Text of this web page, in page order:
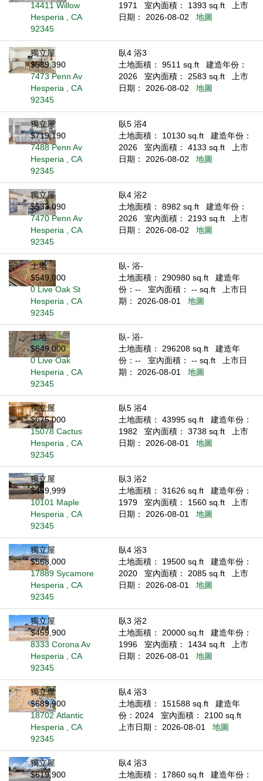
14411 Willow
Hesperia , CA
92345
1971
室內面積： 1393 sq.ft
上市
日期： 2026-08-02
地圖
獨立屋
$539,390
7473 Penn Av
Hesperia , CA
92345
臥4 浴3
土地面積： 9511 sq.ft
建造年份：
2026
室內面積： 2583 sq.ft
上市
日期： 2026-08-02
地圖
獨立屋
$719,190
7488 Penn Av
Hesperia , CA
92345
臥5 浴4
土地面積： 10130 sq.ft
建造年份：
2026
室內面積： 4133 sq.ft
上市
日期： 2026-08-02
地圖
獨立屋
$533,090
7470 Penn Av
Hesperia , CA
92345
臥4 浴2
土地面積： 8982 sq.ft
建造年份：
2026
室內面積： 2193 sq.ft
上市
日期： 2026-08-02
地圖
土地
$549,000
0 Live Oak St
Hesperia , CA
92345
臥- 浴-
土地面積： 290980 sq.ft
建造年
份：--
室內面積： -- sq.ft
上市日
期： 2026-08-01
地圖
土地
$649,000
0 Live Oak
Hesperia , CA
92345
臥- 浴-
土地面積： 296208 sq.ft
建造年
份：--
室內面積： -- sq.ft
上市日
期： 2026-08-01
地圖
獨立屋
$675,000
15078 Cactus
Hesperia , CA
92345
臥5 浴4
土地面積： 43995 sq.ft
建造年份：
1982
室內面積： 3738 sq.ft
上市
日期： 2026-08-01
地圖
獨立屋
$459,999
10101 Maple
Hesperia , CA
92345
臥3 浴2
土地面積： 31626 sq.ft
建造年份：
1979
室內面積： 1560 sq.ft
上市
日期： 2026-08-01
地圖
獨立屋
$568,000
17889 Sycamore
Hesperia , CA
92345
臥4 浴3
土地面積： 19500 sq.ft
建造年份：
2020
室內面積： 2085 sq.ft
上市
日期： 2026-08-01
地圖
獨立屋
$459,900
8333 Corona Av
Hesperia , CA
92345
臥3 浴2
土地面積： 20000 sq.ft
建造年份：
1996
室內面積： 1434 sq.ft
上市
日期： 2026-08-01
地圖
獨立屋
$689,900
18702 Atlantic
Hesperia , CA
92345
臥4 浴3
土地面積： 151588 sq.ft
建造年
份：2024
室內面積： 2100 sq.ft
上市日期： 2026-08-01
地圖
獨立屋
$619,900
臥4 浴3
土地面積： 17860 sq.ft
建造年份：